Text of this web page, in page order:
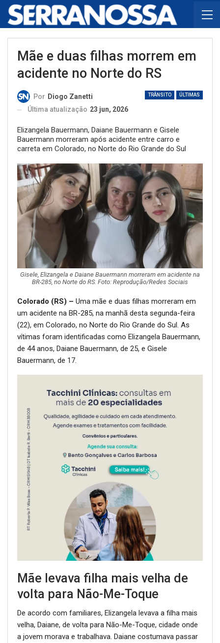
Mãe e duas filhas morrem em
acidente no Norte do RS
TRÂNSITO ÚLTIMAS
Por Diogo Zanetti
Última atualização 23 jun, 2026
Elizangela Bauermann, Daiane Bauermann e Gisele
Bauermann morreram após acidente entre carro e
carreta em Colorado, no Norte do Rio Grande do Sul
Gisele, Elizangela e Daiane Bauermann morreram em acidente na
BR-285, no Norte do RS. Foto: Reprodução/Redes Sociais
Colorado (RS) – Uma mãe e duas filhas morreram em
um acidente na BR-285, na manhã desta segunda-feira
(22), em Colorado, no Norte do Rio Grande do Sul. As
vítimas foram identificadas como Elizangela Bauermann,
de 44 anos, Daiane Bauermann, de 25, e Gisele
Bauermann, de 17.
Mãe levava filha mais velha de
volta para Não-Me-Toque
De acordo com familiares, Elizangela levava a filha mais
velha, Daiane, de volta para Não-Me-Toque, cidade onde
a jovem morava e trabalhava. Daiane costumava passar